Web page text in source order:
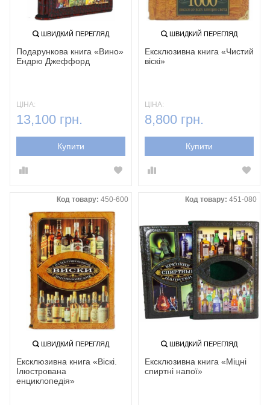
ШВИДКИЙ ПЕРЕГЛЯД
Подарункова книга «Вино»
Ендрю Джеффорд
ЦІНА:
13,100 грн.
Купити
ШВИДКИЙ ПЕРЕГЛЯД
Ексклюзивна книга «Чистий
віскі»
ЦІНА:
8,800 грн.
Купити
Код товару: 450-600
ШВИДКИЙ ПЕРЕГЛЯД
Ексклюзивна книга «Віскі.
Ілюстрована
енциклопедія»
Код товару: 451-080
ШВИДКИЙ ПЕРЕГЛЯД
Ексклюзивна книга «Міцні
спиртні напої»